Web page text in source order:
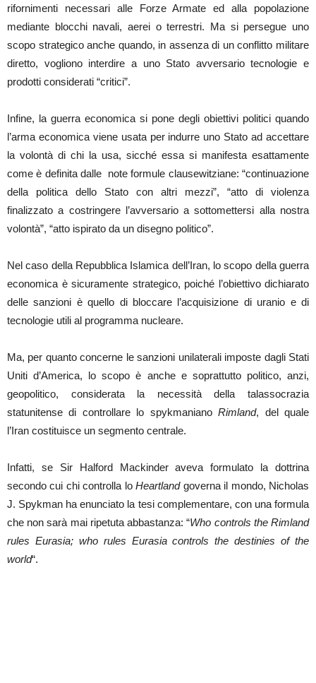
rifornimenti necessari alle Forze Armate ed alla popolazione
mediante blocchi navali, aerei o terrestri. Ma si persegue uno
scopo strategico anche quando, in assenza di un conflitto militare
diretto, vogliono interdire a uno Stato avversario tecnologie e
prodotti considerati “critici”.
Infine, la guerra economica si pone degli obiettivi politici quando
l’arma economica viene usata per indurre uno Stato ad accettare
la volontà di chi la usa, sicché essa si manifesta esattamente
come è definita dalle note formule clausewitziane: “continuazione
della politica dello Stato con altri mezzi”, “atto di violenza
finalizzato a costringere l’avversario a sottomettersi alla nostra
volontà”, “atto ispirato da un disegno politico”.
Nel caso della Repubblica Islamica dell’Iran, lo scopo della guerra
economica è sicuramente strategico, poiché l’obiettivo dichiarato
delle sanzioni è quello di bloccare l’acquisizione di uranio e di
tecnologie utili al programma nucleare.
Ma, per quanto concerne le sanzioni unilaterali imposte dagli Stati
Uniti d’America, lo scopo è anche e soprattutto politico, anzi,
geopolitico, considerata la necessità della talassocrazia
statunitense di controllare lo spykmanianoRimland, del quale
l’Iran costituisce un segmento centrale.
Infatti, se Sir Halford Mackinder aveva formulato la dottrina
secondo cui chi controlla loHeartlandgoverna il mondo, Nicholas
J. Spykman ha enunciato la tesi complementare, con una formula
che non sarà mai ripetuta abbastanza: “Who controls the Rimland
rules Eurasia; who rules Eurasia controls the destinies of the
world“.